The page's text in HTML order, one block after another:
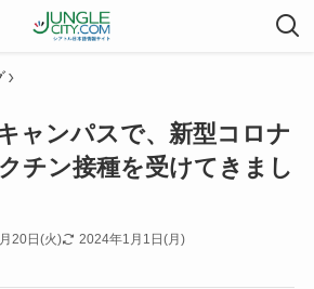
ャンパスで、新型コロナ
チン接種を受けてきまし
20日(火) 2024年1月1日(月)